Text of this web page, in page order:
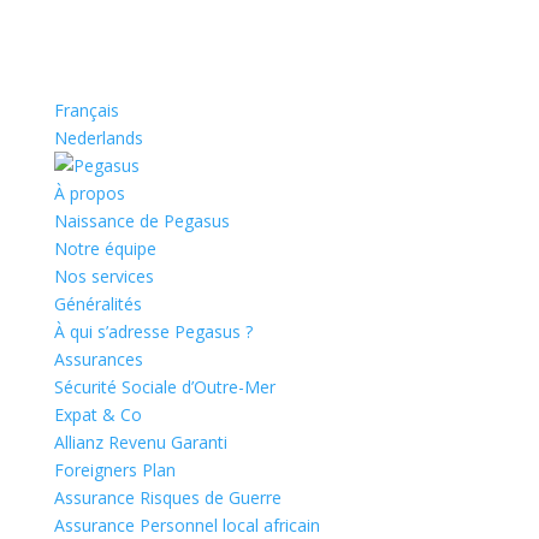
Français
Nederlands
À propos
Naissance de Pegasus
Notre équipe
Nos services
Généralités
À qui s’adresse Pegasus ?
Assurances
Sécurité Sociale d’Outre-Mer
Expat & Co
Allianz Revenu Garanti
Foreigners Plan
Assurance Risques de Guerre
Assurance Personnel local africain